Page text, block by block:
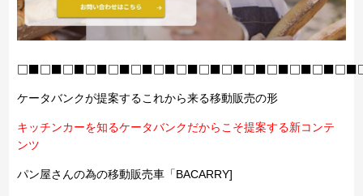
ケータバンクが提案するこれから来る移動販売の形
キッチンカーを知るケータバンクだからこそ提案する新コンテ
ンツ
パン屋さんの為の移動販売車「BACARRY]